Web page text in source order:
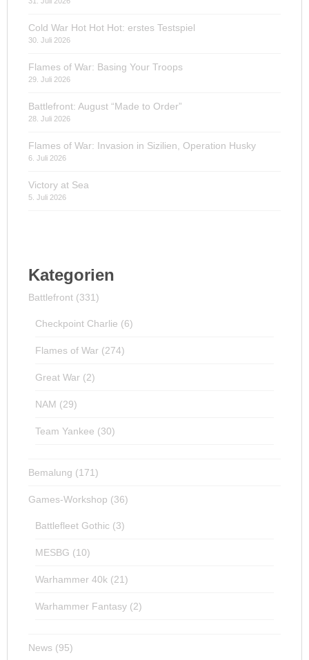
Cold War Hot Hot Hot: erstes Testspiel
30. Juli 2026
Flames of War: Basing Your Troops
29. Juli 2026
Battlefront: August “Made to Order”
28. Juli 2026
Flames of War: Invasion in Sizilien, Operation Husky
6. Juli 2026
Victory at Sea
5. Juli 2026
Kategorien
Battlefront (331)
Checkpoint Charlie (6)
Flames of War (274)
Great War (2)
NAM (29)
Team Yankee (30)
Bemalung (171)
Games-Workshop (36)
Battlefleet Gothic (3)
MESBG (10)
Warhammer 40k (21)
Warhammer Fantasy (2)
News (95)